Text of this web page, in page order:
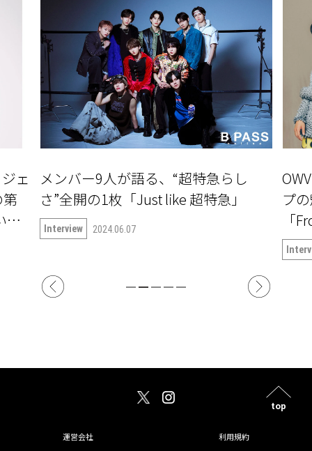
ェ
第
て
メンバー9人が語る、“超特急らし
さ”全開の1枚「Just like 超特急」
Interview 2024.06.07
プ
「
top
運営会社 利用規約